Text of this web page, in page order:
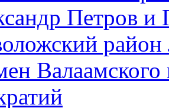
Петров и
район